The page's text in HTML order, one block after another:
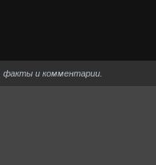
факты и комментарии.